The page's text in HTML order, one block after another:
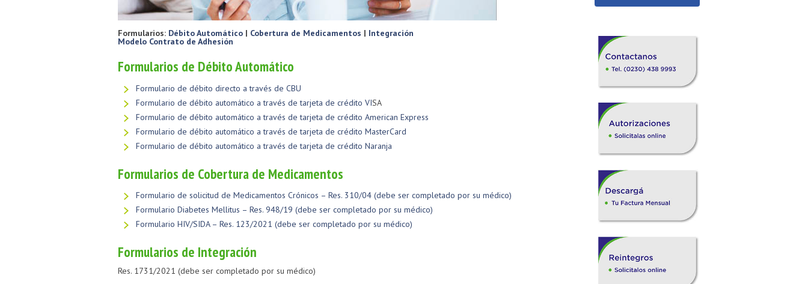
Formularios: Débito Automático| Cobertura de Medicamentos | Integración
Modelo Contrato de Adhesión
Formularios de Débito Automático
Formulario de débito directo a través de CBU
Formulario de débito automático a través de tarjeta de crédito VISA
Formulario de débito automático a través de tarjeta de crédito American Express
Formulario de débito automático a través de tarjeta de crédito MasterCard
Formulario de débito automático a través de tarjeta de crédito Naranja
Formularios de Cobertura de Medicamentos
Formulario de solicitud de Medicamentos Crónicos – Res. 310/04 (debe ser completado por su médico)
Formulario Diabetes Mellitus – Res. 948/19 (debe ser completado por su médico)
Formulario HIV/SIDA – Res. 123/2021 (debe ser completado por su médico)
Formularios de Integración
Res. 1731/2021 (debe ser completado por su médico)